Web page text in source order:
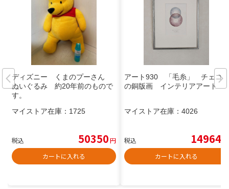
ディズニー くまのプーさん
ぬいぐるみ 約20年前のもので
す。
マイストア在庫： 1725
税込 50350円
カートに入れる
アート930 「毛糸」 チェコ
の銅版画 インテリアアート
マイストア在庫： 4026
税込 14964
カートに入れる